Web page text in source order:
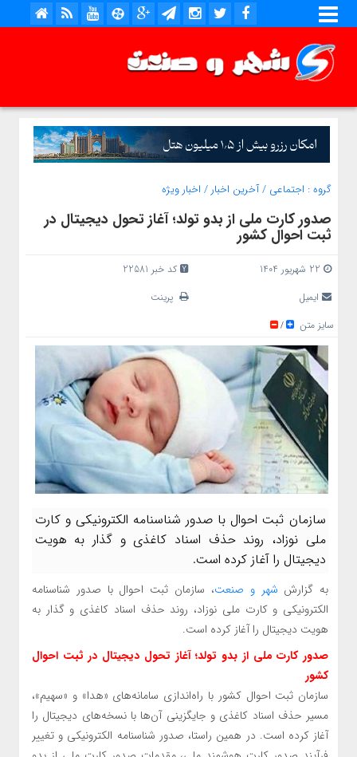
گروه : اجتماعی /آخرین اخبار / اخبار ویژه
صدور کارت ملی از بدو تولد؛ آغاز تحول دیجیتال در
ثبت احوال کشور
22 شهریور 1404
کد خبر 22581
ایمیل
پرینت
سایز متن
/
سازمان ثبت احوال با صدور شناسنامه الکترونیکی و کارت
ملی نوزاد، روند حذف اسناد کاغذی و گذار به هویت
دیجیتال را آغاز کرده است.
به گزارش شهر و صنعت، سازمان ثبت احوال با صدور شناسنامه
الکترونیکی و کارت ملی نوزاد، روند حذف اسناد کاغذی و گذار به
هویت دیجیتال را آغاز کرده است.
صدور کارت ملی از بدو تولد؛ آغاز تحول دیجیتال در ثبت احوال
کشور
سازمان ثبت احوال کشور با راه‌اندازی سامانه‌های «هدا» و «سهیم»،
مسیر حذف اسناد کاغذی و جایگزینی آن‌ها با نسخه‌های دیجیتال را
آغاز کرده است. در همین راستا، صدور شناسنامه الکترونیکی و تغییر